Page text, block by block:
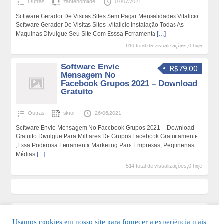
Outras zantenomade 07/07/2021
Software Gerador De Visitas Sites Sem Pagar Mensalidades Vitalicio
Software Gerador De Visitas Sites ,Vitalicio Instalação Todas As
Maquinas Divulgue Seu Site Com Esssa Ferramenta […]
616 total de visualizações,0 hoje
R$79.00
Software Envie
Mensagem No
Facebook Grupos 2021 – Download
Gratuito
Outras sktor 26/06/2021
Software Envie Mensagem No Facebook Grupos 2021 – Download
Gratuito Divulgue Para Milhares De Grupos Facebook Gratuitamente
,Essa Poderosa Ferramenta Marketing Para Empresas, Pequnenas
Médias […]
514 total de visualizações,0 hoje
Usamos cookies em nosso site para fornecer a experiência mais